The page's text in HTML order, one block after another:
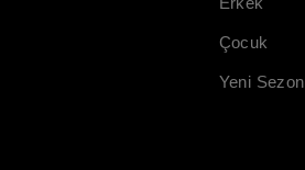
Çocuk
Yeni Sezon